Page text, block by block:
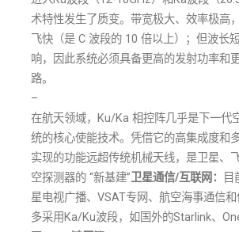
术特性发生了质变。带宽极大、效率极高
飞快（是 C 波段的 10 倍以上）；但波长
响，因此系统必须具备更高的发射功率和
路。
–
在航天领域，Ku/Ka 相控阵几乎是下一代
统的核心使能技术。凭借它的高集成度和
实现的功能远超传统机械天线，是卫星、
空探测器的 “新基建”卫星通信/互联网：
目
星电视广播、VSAT专网、航空海事通信和
多采用Ka/Ku波段，如国外的Starlink、